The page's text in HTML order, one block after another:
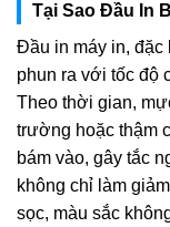
Tại Sao Đầu In
Đầu in máy in,
phun ra với tốc độ
Theo thời gian,
trường hoặc thậm
bám vào, gây tắc
không chỉ làm
sọc, màu sắc